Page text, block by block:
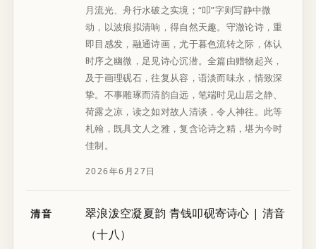
月流光、舟行水破之实境；“叩”字则写静中微
动，以波痕拟清响，得自然天趣。守澈论诗，重
即目感发，融通诗画，尤于暮色流转之际，体认
时序之幽微，足见诗心沉潜。全篇由赠物起兴，
及于画理砚石，往复从容，语淡而味永，情致深
挚。不事雕琢而清韵自远，笔端时见山居之静、
荷露之凉，读之如对故人清谈，令人神往。此等
札翰，既具文人之雅，复含论诗之精，堪为今时
佳制。
2026年6月27日
清音
翠浪泼空凝夏韵 青钱叩砚寄诗心 | 清音
（十八）